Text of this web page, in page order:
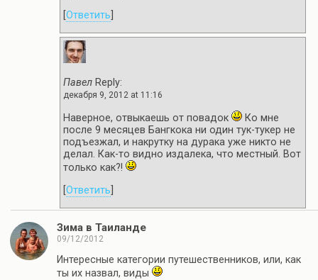
Ответить
Павел Reply:
декабря 9, 2012 at 11:16
Наверное, отвыкаешь от повадок
Ко мне
после 9 месяцев Бангкока ни один тук-тукер не
подъезжал, и накрутку на дурака уже никто не
делал. Как-то видно издалека, что местный. Вот
только как?!
Ответить
Зима в Таиланде
09/12/2012
Интересные категории путешественников, или, как
ты их назвал, виды